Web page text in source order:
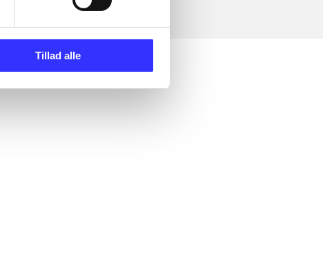
Tillad alle